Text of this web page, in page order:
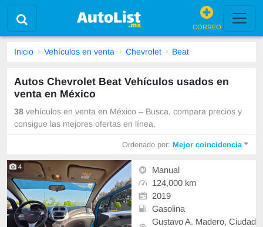
CORREO
Inicio Vehículos en venta Chevrolet Beat
Autos Chevrolet Beat Vehículos usados en
venta en México
38 vehículos en venta en México – Busca, compara precios y
consigue las mejores ofertas en línea.
Ordenado por:Mejor coincidencia
4
Manual
124,000 km
2019
Gasolina
Gustavo A. Madero, Ciudad